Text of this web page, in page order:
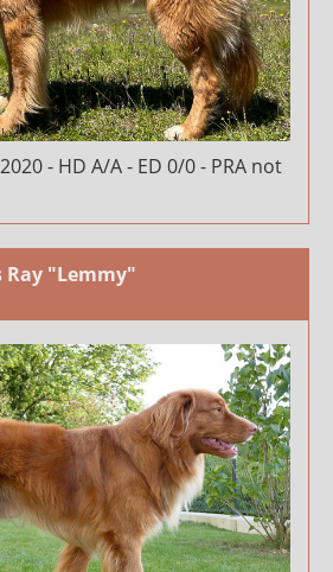
- HD A/A - ED 0/0 - PRA not
Ray "Lemmy"